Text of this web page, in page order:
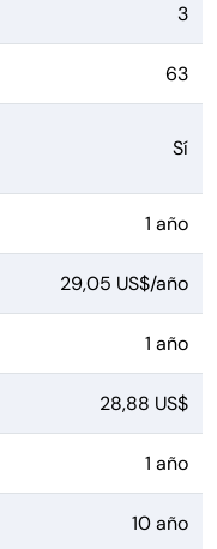
3
63
Sí
1 año
29,05 US$/año
1 año
28,88 US$
1 año
10 año